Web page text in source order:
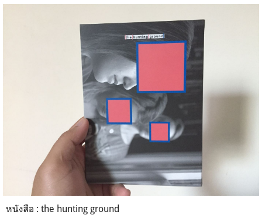
หนังสือ : the hunting ground